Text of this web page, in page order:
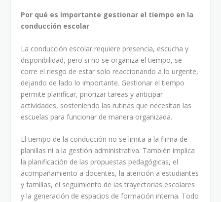
Por qué es importante gestionar el tiempo en la
conducción escolar
La conducción escolar requiere presencia, escucha y
disponibilidad, pero si no se organiza el tiempo, se
corre el riesgo de estar solo reaccionando a lo urgente,
dejando de lado lo importante. Gestionar el tiempo
permite planificar, priorizar tareas y anticipar
actividades, sosteniendo las rutinas que necesitan las
escuelas para funcionar de manera organizada.
El tiempo de la conducción no se limita a la firma de
planillas ni a la gestión administrativa. También implica
la planificación de las propuestas pedagógicas, el
acompañamiento a docentes, la atención a estudiantes
y familias, el seguimiento de las trayectorias escolares
y la generación de espacios de formación interna. Todo